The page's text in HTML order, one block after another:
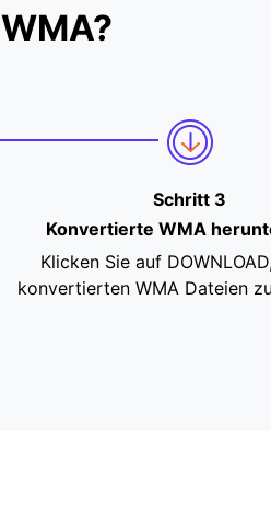
Schritt 3
Konvertierte WMA
Klicken Sie auf
konvertierten WMA Dateien